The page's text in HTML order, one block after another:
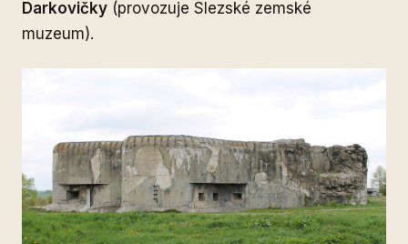
Darkovičky (provozuje Slezské zemské
muzeum).